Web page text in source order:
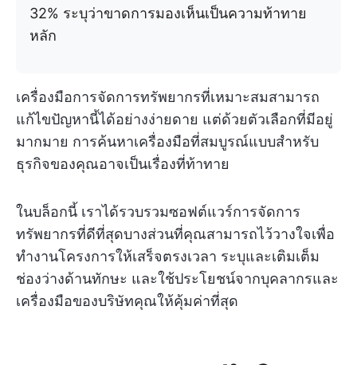
32% ระบุว่าขาดการมองเห็นเป็นความท้าทาย
หลัก
เครื่องมือการจัดการทรัพยากรที่เหมาะสมสามารถ
แก้ไขปัญหานี้ได้อย่างง่ายดาย แต่ด้วยตัวเลือกที่มีอยู่
มากมาย การค้นหาเครื่องมือที่สมบูรณ์แบบสำหรับ
ธุรกิจของคุณอาจเป็นเรื่องที่ท้าทาย
ในบล็อกนี้ เราได้รวบรวมซอฟต์แวร์การจัดการ
ทรัพยากรที่ดีที่สุดบางส่วนที่คุณสามารถไว้วางใจเพื่อ
ทำงานโครงการให้เสร็จตรงเวลา ระบุและเติมเต็ม
ช่องว่างด้านทักษะ และใช้ประโยชน์จากบุคลากรและ
เครื่องมือของบริษัทคุณให้คุ้มค่าที่สุด